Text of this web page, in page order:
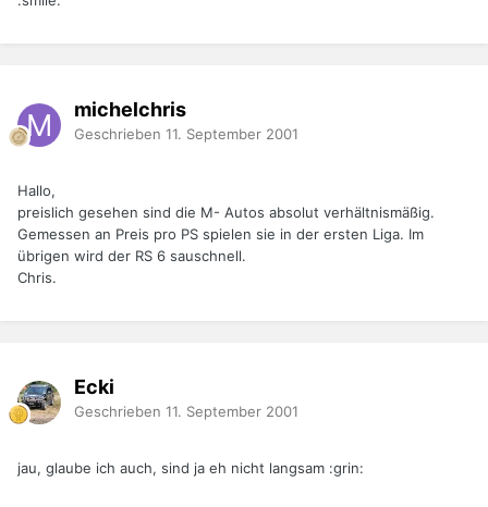
michelchris
Geschrieben 11. September 2001
Hallo,
preislich gesehen sind die M- Autos absolut verhältnismäßig.
Gemessen an Preis pro PS spielen sie in der ersten Liga. Im
übrigen wird der RS 6 sauschnell.
Chris.
Ecki
Geschrieben 11. September 2001
jau, glaube ich auch, sind ja eh nicht langsam :grin: